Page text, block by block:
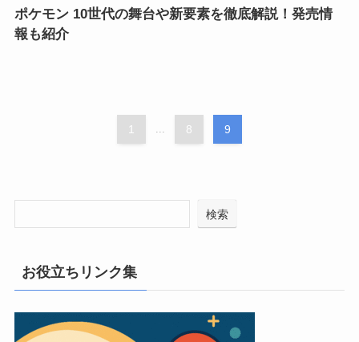
ポケモン 10世代の舞台や新要素を徹底解説！発売情
報も紹介
1 8 9
検索
お役立ちリンク集